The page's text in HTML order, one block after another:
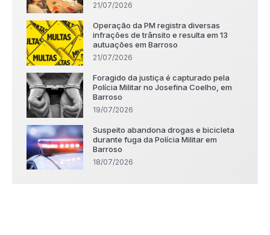
21/07/2026
Operação da PM registra diversas
infrações de trânsito e resulta em 13
autuações em Barroso
21/07/2026
Foragido da justiça é capturado pela
Polícia Militar no Josefina Coelho, em
Barroso
19/07/2026
Suspeito abandona drogas e bicicleta
durante fuga da Polícia Militar em
Barroso
18/07/2026